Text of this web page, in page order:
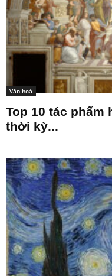
Văn hoá
Top 10 tác phẩm
thời kỳ...